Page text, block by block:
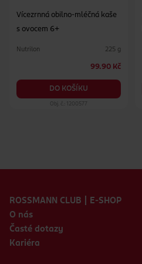
Vícezrnná obilno-mléčná kaše
s ovocem 6+
Nutrilon 225 g
99.90 Kč
DO KOŠÍKU
Obj. č.: 1200577
ROSSMANN CLUB | E-SHOP
O nás
Časté dotazy
Kariéra